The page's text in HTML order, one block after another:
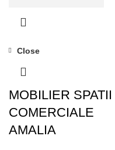
Close
MOBILIER SPATII
COMERCIALE
AMALIA